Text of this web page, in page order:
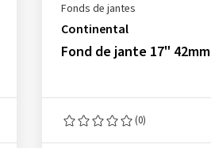
Fonds de jantes
Continental
Fond de jante 17" 42mm
(0)